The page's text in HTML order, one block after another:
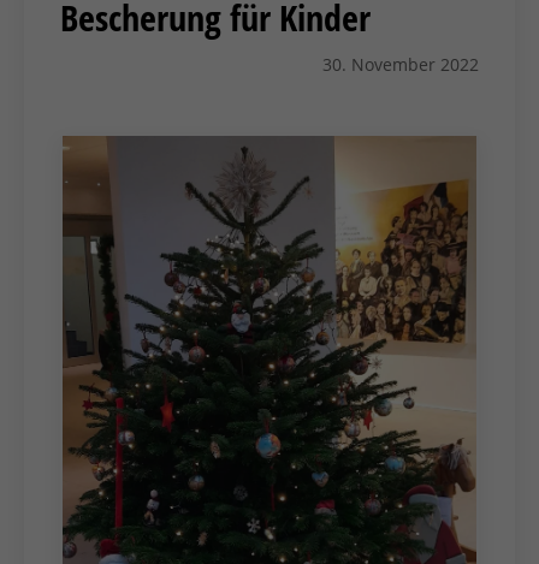
Bescherung für Kinder
30. November 2022